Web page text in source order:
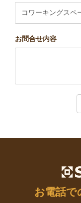
お問合せ内容
お電話で